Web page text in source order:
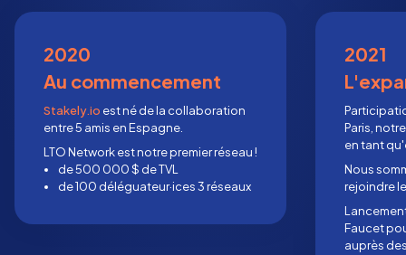
2020
Au commencement
Stakely.io est né de la collaboration
entre 5 amis en Espagne.
LTO Network est notre premier réseau !
de 500 000 $ de TVL
de 100 déléguateur·ices 3 réseaux
2021
Paris,
en tant
Nous
rejoindre
Faucet
auprès